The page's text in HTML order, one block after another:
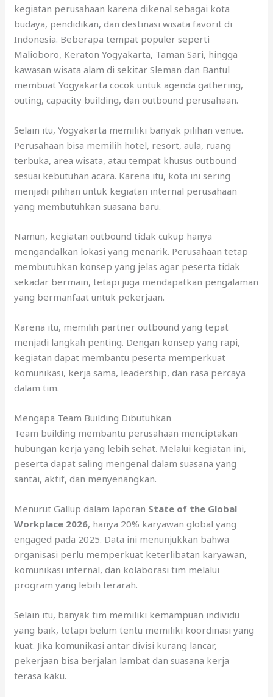
kegiatan perusahaan karena dikenal sebagai kota
budaya, pendidikan, dan destinasi wisata favorit di
Indonesia. Beberapa tempat populer seperti
Malioboro, Keraton Yogyakarta, Taman Sari, hingga
kawasan wisata alam di sekitar Sleman dan Bantul
membuat Yogyakarta cocok untuk agenda gathering,
outing, capacity building, dan outbound perusahaan.
Selain itu, Yogyakarta memiliki banyak pilihan venue.
Perusahaan bisa memilih hotel, resort, aula, ruang
terbuka, area wisata, atau tempat khusus outbound
sesuai kebutuhan acara. Karena itu, kota ini sering
menjadi pilihan untuk kegiatan internal perusahaan
yang membutuhkan suasana baru.
Namun, kegiatan outbound tidak cukup hanya
mengandalkan lokasi yang menarik. Perusahaan tetap
membutuhkan konsep yang jelas agar peserta tidak
sekadar bermain, tetapi juga mendapatkan pengalaman
yang bermanfaat untuk pekerjaan.
Karena itu, memilih partner outbound yang tepat
menjadi langkah penting. Dengan konsep yang rapi,
kegiatan dapat membantu peserta memperkuat
komunikasi, kerja sama, leadership, dan rasa percaya
dalam tim.
Mengapa Team Building Dibutuhkan
Team building membantu perusahaan menciptakan
hubungan kerja yang lebih sehat. Melalui kegiatan ini,
peserta dapat saling mengenal dalam suasana yang
santai, aktif, dan menyenangkan.
Menurut Gallup dalam laporan State of the Global
Workplace 2026, hanya 20% karyawan global yang
engaged pada 2025. Data ini menunjukkan bahwa
organisasi perlu memperkuat keterlibatan karyawan,
komunikasi internal, dan kolaborasi tim melalui
program yang lebih terarah.
Selain itu, banyak tim memiliki kemampuan individu
yang baik, tetapi belum tentu memiliki koordinasi yang
kuat. Jika komunikasi antar divisi kurang lancar,
pekerjaan bisa berjalan lambat dan suasana kerja
terasa kaku.